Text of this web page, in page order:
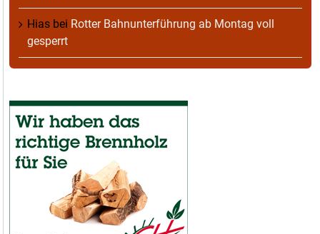
Hias bei Rotter Bahnunterführung ab Montag voll
gesperrt